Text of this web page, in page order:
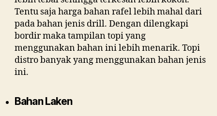
Tentu saja harga bahan rafel lebih mahal dari
pada bahan jenis drill. Dengan dilengkapi
bordir maka tampilan topi yang
menggunakan bahan ini lebih menarik. Topi
distro banyak yang menggunakan bahan jenis
ini.
Bahan Laken